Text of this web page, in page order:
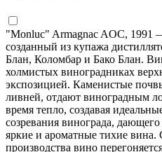
"Monluc" Armagnac AOC, 1991
созданный из купажа
Блан, Коломбар и Бако Блан.
холмистых виноградниках
экспозицией. Каменистые
ливней, отдают виноградным
время тепло, создавая
созревания винограда,
яркие и ароматные тихие вина.
производства вино